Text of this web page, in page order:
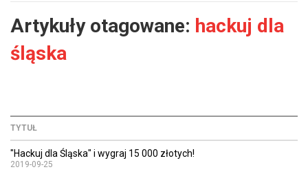
Artykuły otagowane: hackuj dla
śląska
TYTUŁ
"Hackuj dla Śląska" i wygraj 15 000 złotych!
2019-09-25